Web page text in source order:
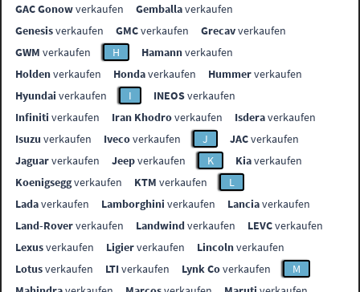
GAC Gonowverkaufen Gemballaverkaufen
Genesisverkaufen GMCverkaufen Grecavverkaufen
GWM verkaufen H Hamannverkaufen
Holdenverkaufen Hondaverkaufen Hummerverkaufen
Hyundai verkaufen I INEOSverkaufen
Infiniti verkaufen Iran Khodroverkaufen Isderaverkaufen
Isuzu verkaufen Ivecoverkaufen J JACverkaufen
Jaguarverkaufen Jeepverkaufen K Kiaverkaufen
Koenigseggverkaufen KTM verkaufen
L
Ladaverkaufen Lamborghini verkaufen Lanciaverkaufen
Land-Roververkaufen Landwindverkaufen LEVCverkaufen
Lexusverkaufen Ligierverkaufen Lincolnverkaufen
Lotusverkaufen LTIverkaufen Lynk Coverkaufen
M